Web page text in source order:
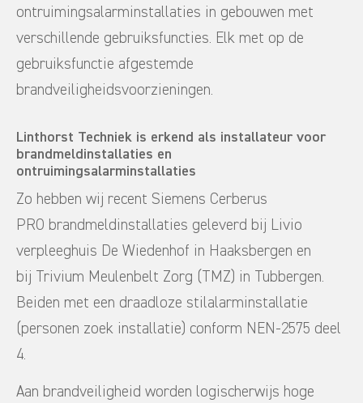
ontruimingsalarminstallaties in gebouwen met
verschillende gebruiksfuncties. Elk met op de
gebruiksfunctie afgestemde
brandveiligheidsvoorzieningen.
Linthorst Techniek is erkend als installateur voor
brandmeldinstallaties en
ontruimingsalarminstallaties
Zo hebben wij recent Siemens Cerberus
PRO brandmeldinstallaties geleverd bij Livio
verpleeghuis De Wiedenhof in Haaksbergen en
bij Trivium Meulenbelt Zorg (TMZ) in Tubbergen.
Beiden met een draadloze stilalarminstallatie
(personen zoek installatie) conform NEN-2575 deel
4.
Aan brandveiligheid worden logischerwijs hoge